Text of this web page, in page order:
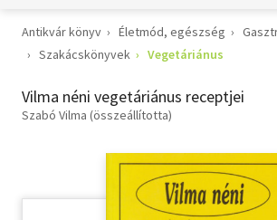
Életmód, egészség
Gyermek- és ifjúsági
Hobbi, szabadidő
Antikvár könyv Életmód, egészség
Szakácskönyvek
Vegetáriánus
Vilma néni vegetáriánus receptjei
Szabó Vilma (összeállította)